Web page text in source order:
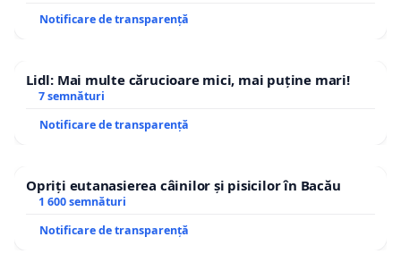
Notificare de transparență
Lidl: Mai multe cărucioare mici, mai puține mari!
7 semnături
Notificare de transparență
Opriți eutanasierea câinilor și pisicilor în Bacău
1 600 semnături
Notificare de transparență